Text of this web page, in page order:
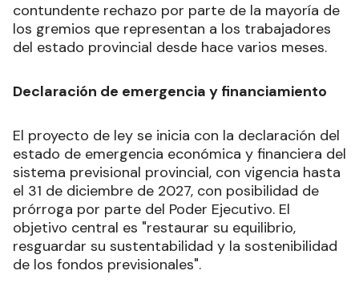
contundente rechazo por parte de la mayoría de
los gremios que representan a los trabajadores
del estado provincial desde hace varios meses.
Declaración de emergencia y financiamiento
El proyecto de ley se inicia con la declaración del
estado de emergencia económica y financiera del
sistema previsional provincial, con vigencia hasta
el 31 de diciembre de 2027, con posibilidad de
prórroga por parte del Poder Ejecutivo. El
objetivo central es "restaurar su equilibrio,
resguardar su sustentabilidad y la sostenibilidad
de los fondos previsionales".